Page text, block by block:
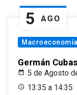
5 AGO
Macroeconomía
Germán
5 de Agosto
13:35 a 14:35